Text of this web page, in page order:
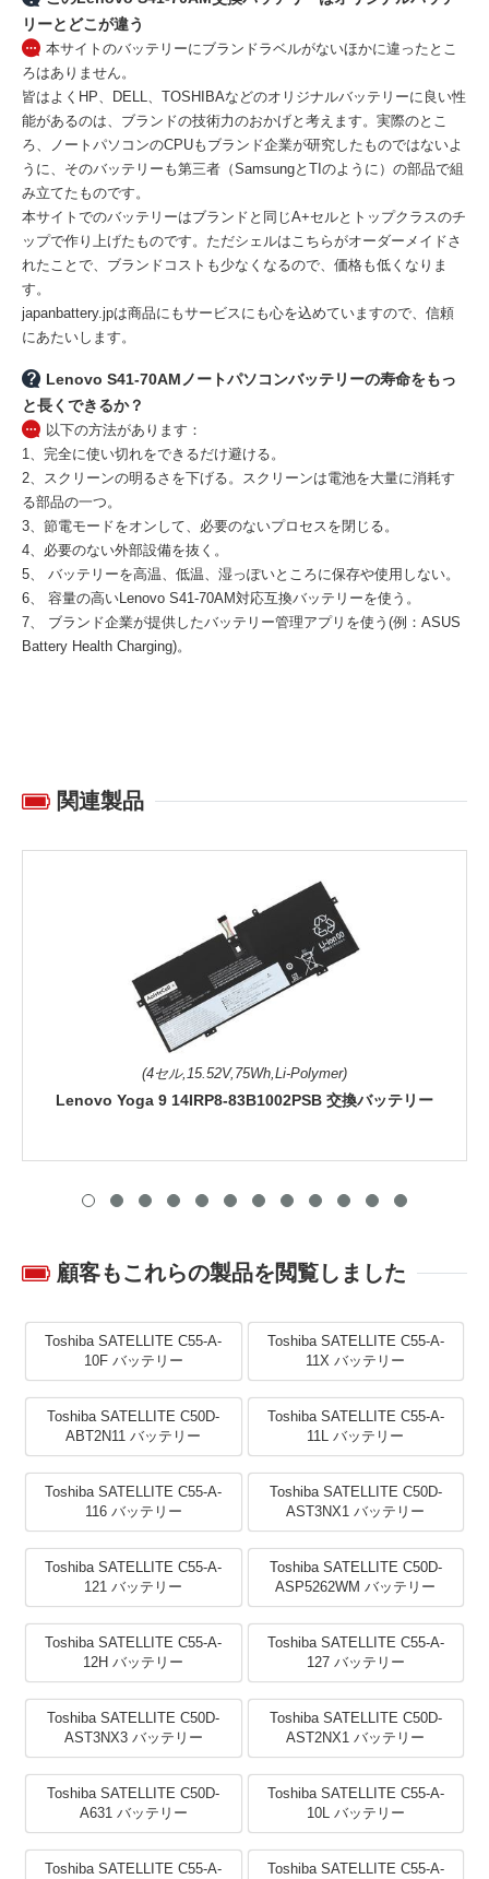
リーとどこが違う
本サイトのバッテリーにブランドラベルがないほかに違ったとこ
ろはありません。
皆はよくHP、DELL、TOSHIBAなどのオリジナルバッテリーに良い性
能があるのは、ブランドの技術力のおかげと考えます。実際のとこ
ろ、ノートパソコンのCPUもブランド企業が研究したものではないよ
うに、そのバッテリーも第三者（SamsungとTIのように）の部品で組
み立てたものです。
本サイトでのバッテリーはブランドと同じA+セルとトップクラスのチ
ップで作り上げたものです。ただシェルはこちらがオーダーメイドさ
れたことで、ブランドコストも少なくなるので、価格も低くなりま
す。
japanbattery.jpは商品にもサービスにも心を込めていますので、信頼
にあたいします。
Lenovo S41-70AMノートパソコンバッテリーの寿命をもっ
と長くできるか？
以下の方法があります：
1、完全に使い切れをできるだけ避ける。
2、スクリーンの明るさを下げる。スクリーンは電池を大量に消耗す
る部品の一つ。
3、節電モードをオンして、必要のないプロセスを閉じる。
4、必要のない外部設備を抜く。
5、 バッテリーを高温、低温、湿っぽいところに保存や使用しない。
6、 容量の高いLenovo S41-70AM対応互換バッテリーを使う。
7、 ブランド企業が提供したバッテリー管理アプリを使う(例：ASUS
Battery Health Charging)。
関連製品
(4セル,15.52V,75Wh,Li-Polymer)
Lenovo Yoga 9 14IRP8-83B1002PSB 交換バッテリー
顧客もこれらの製品を閲覧しました
Toshiba SATELLITE C55-A-
10F バッテリー
Toshiba SATELLITE C55-A-
11X バッテリー
Toshiba SATELLITE C50D-
ABT2N11 バッテリー
Toshiba SATELLITE C55-A-
11L バッテリー
Toshiba SATELLITE C55-A-
116 バッテリー
Toshiba SATELLITE C50D-
AST3NX1 バッテリー
Toshiba SATELLITE C55-A-
121 バッテリー
Toshiba SATELLITE C50D-
ASP5262WM バッテリー
Toshiba SATELLITE C55-A-
12H バッテリー
Toshiba SATELLITE C55-A-
127 バッテリー
Toshiba SATELLITE C50D-
AST3NX3 バッテリー
Toshiba SATELLITE C50D-
AST2NX1 バッテリー
Toshiba SATELLITE C50D-
A631 バッテリー
Toshiba SATELLITE C55-A-
10L バッテリー
Toshiba SATELLITE C55-A-
Toshiba SATELLITE C55-A-